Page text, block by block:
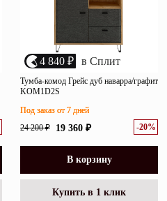
4 840 ₽ в Сплит
Тумба-комод Грейс дуб наварра/графит
KOM1D2S
24 200 ₽ 19 360 ₽ -20%
Под заказ от 7 дней
В корзину
Купить в 1 клик